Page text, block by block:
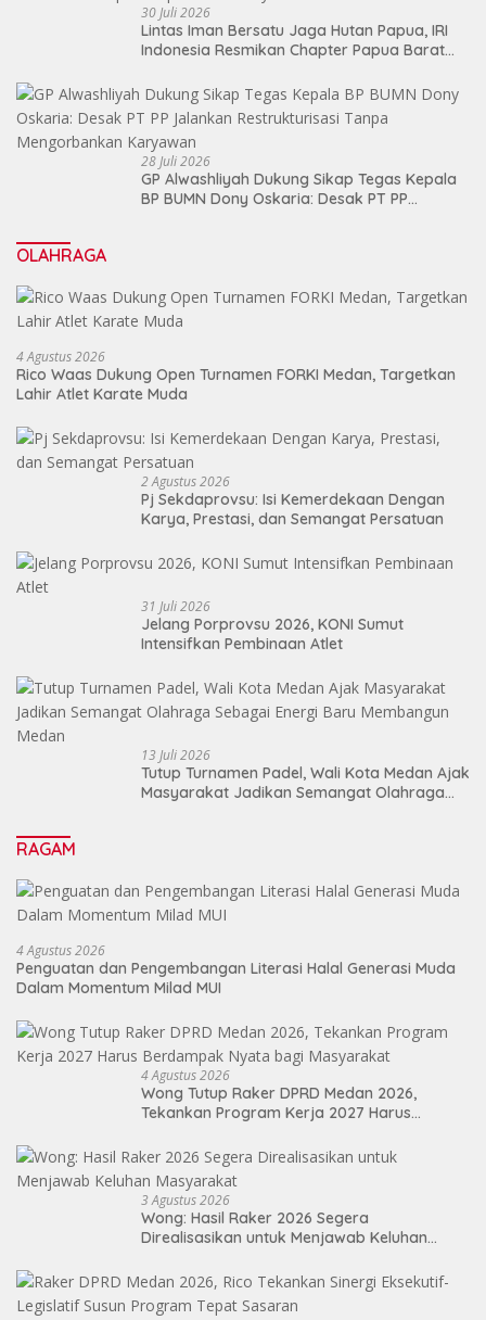
30 Juli 2026
Lintas Iman Bersatu Jaga Hutan Papua, IRI
Indonesia Resmikan Chapter Papua Barat
28 Juli 2026
GP Alwashliyah Dukung Sikap Tegas Kepala
BP BUMN Dony Oskaria: Desak PT PP
OLAHRAGA
4 Agustus 2026
Rico Waas Dukung Open Turnamen FORKI Medan, Targetkan
Lahir Atlet Karate Muda
2 Agustus 2026
Pj Sekdaprovsu: Isi Kemerdekaan Dengan
Karya, Prestasi, dan Semangat Persatuan
31 Juli 2026
Jelang Porprovsu 2026, KONI Sumut
Intensifkan Pembinaan Atlet
13 Juli 2026
Tutup Turnamen Padel, Wali Kota Medan Ajak
Masyarakat Jadikan Semangat Olahraga
RAGAM
4 Agustus 2026
Penguatan dan Pengembangan Literasi Halal Generasi Muda
Dalam Momentum Milad MUI
4 Agustus 2026
Wong Tutup Raker DPRD Medan 2026,
Tekankan Program Kerja 2027 Harus
3 Agustus 2026
Wong: Hasil Raker 2026 Segera
Direalisasikan untuk Menjawab Keluhan